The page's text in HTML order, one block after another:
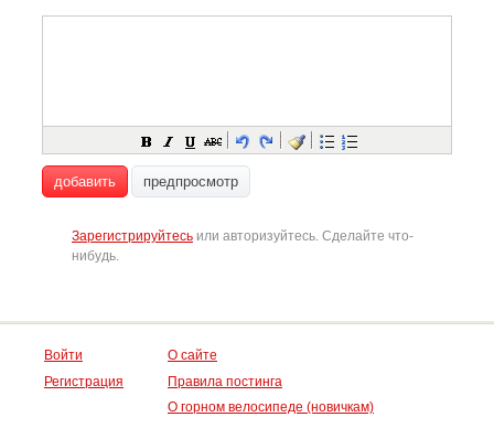
добавить предпросмотр
Зарегистрируйтесь или авторизуйтесь. Сделайте что-
нибудь.
Войти
Регистрация
О сайте
Правила постинга
О горном велосипеде (новичкам)